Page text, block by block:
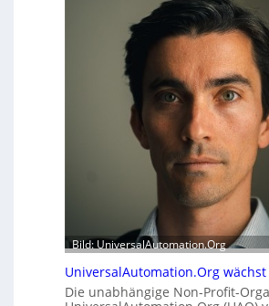
t
a
u
b
a
u
e
m
e
m
u
l
e
0
u
n
d
4
0
Bild: UniversalAutomation.Org
UniversalAutomation.Org
Die unabhängige Non-Profit-